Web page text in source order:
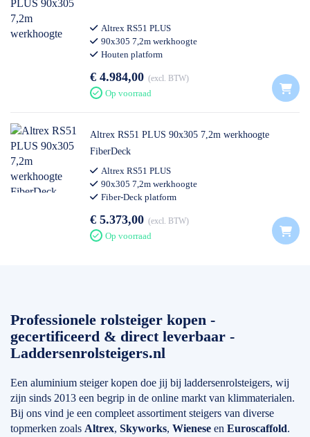
Altrex RS51 PLUS
90x305 7,2m werkhoogte
Houten platform
€ 4.984,00 excl. BTW
Op voorraad
Altrex RS51 PLUS 90x305 7,2m werkhoogte
FiberDeck
Altrex RS51 PLUS
90x305 7,2m werkhoogte
Fiber-Deck platform
€ 5.373,00 excl. BTW
Op voorraad
Professionele rolsteiger kopen -
gecertificeerd & direct leverbaar -
Laddersenrolsteigers.nl
Een aluminium steiger kopen doe jij bij laddersenrolsteigers, wij
zijn sinds 2013 een begrip in de online markt van klimmaterialen.
Bij ons vind je een compleet assortiment steigers van diverse
topmerken zoals Altrex, Skyworks, Wienese en Euroscaffold.